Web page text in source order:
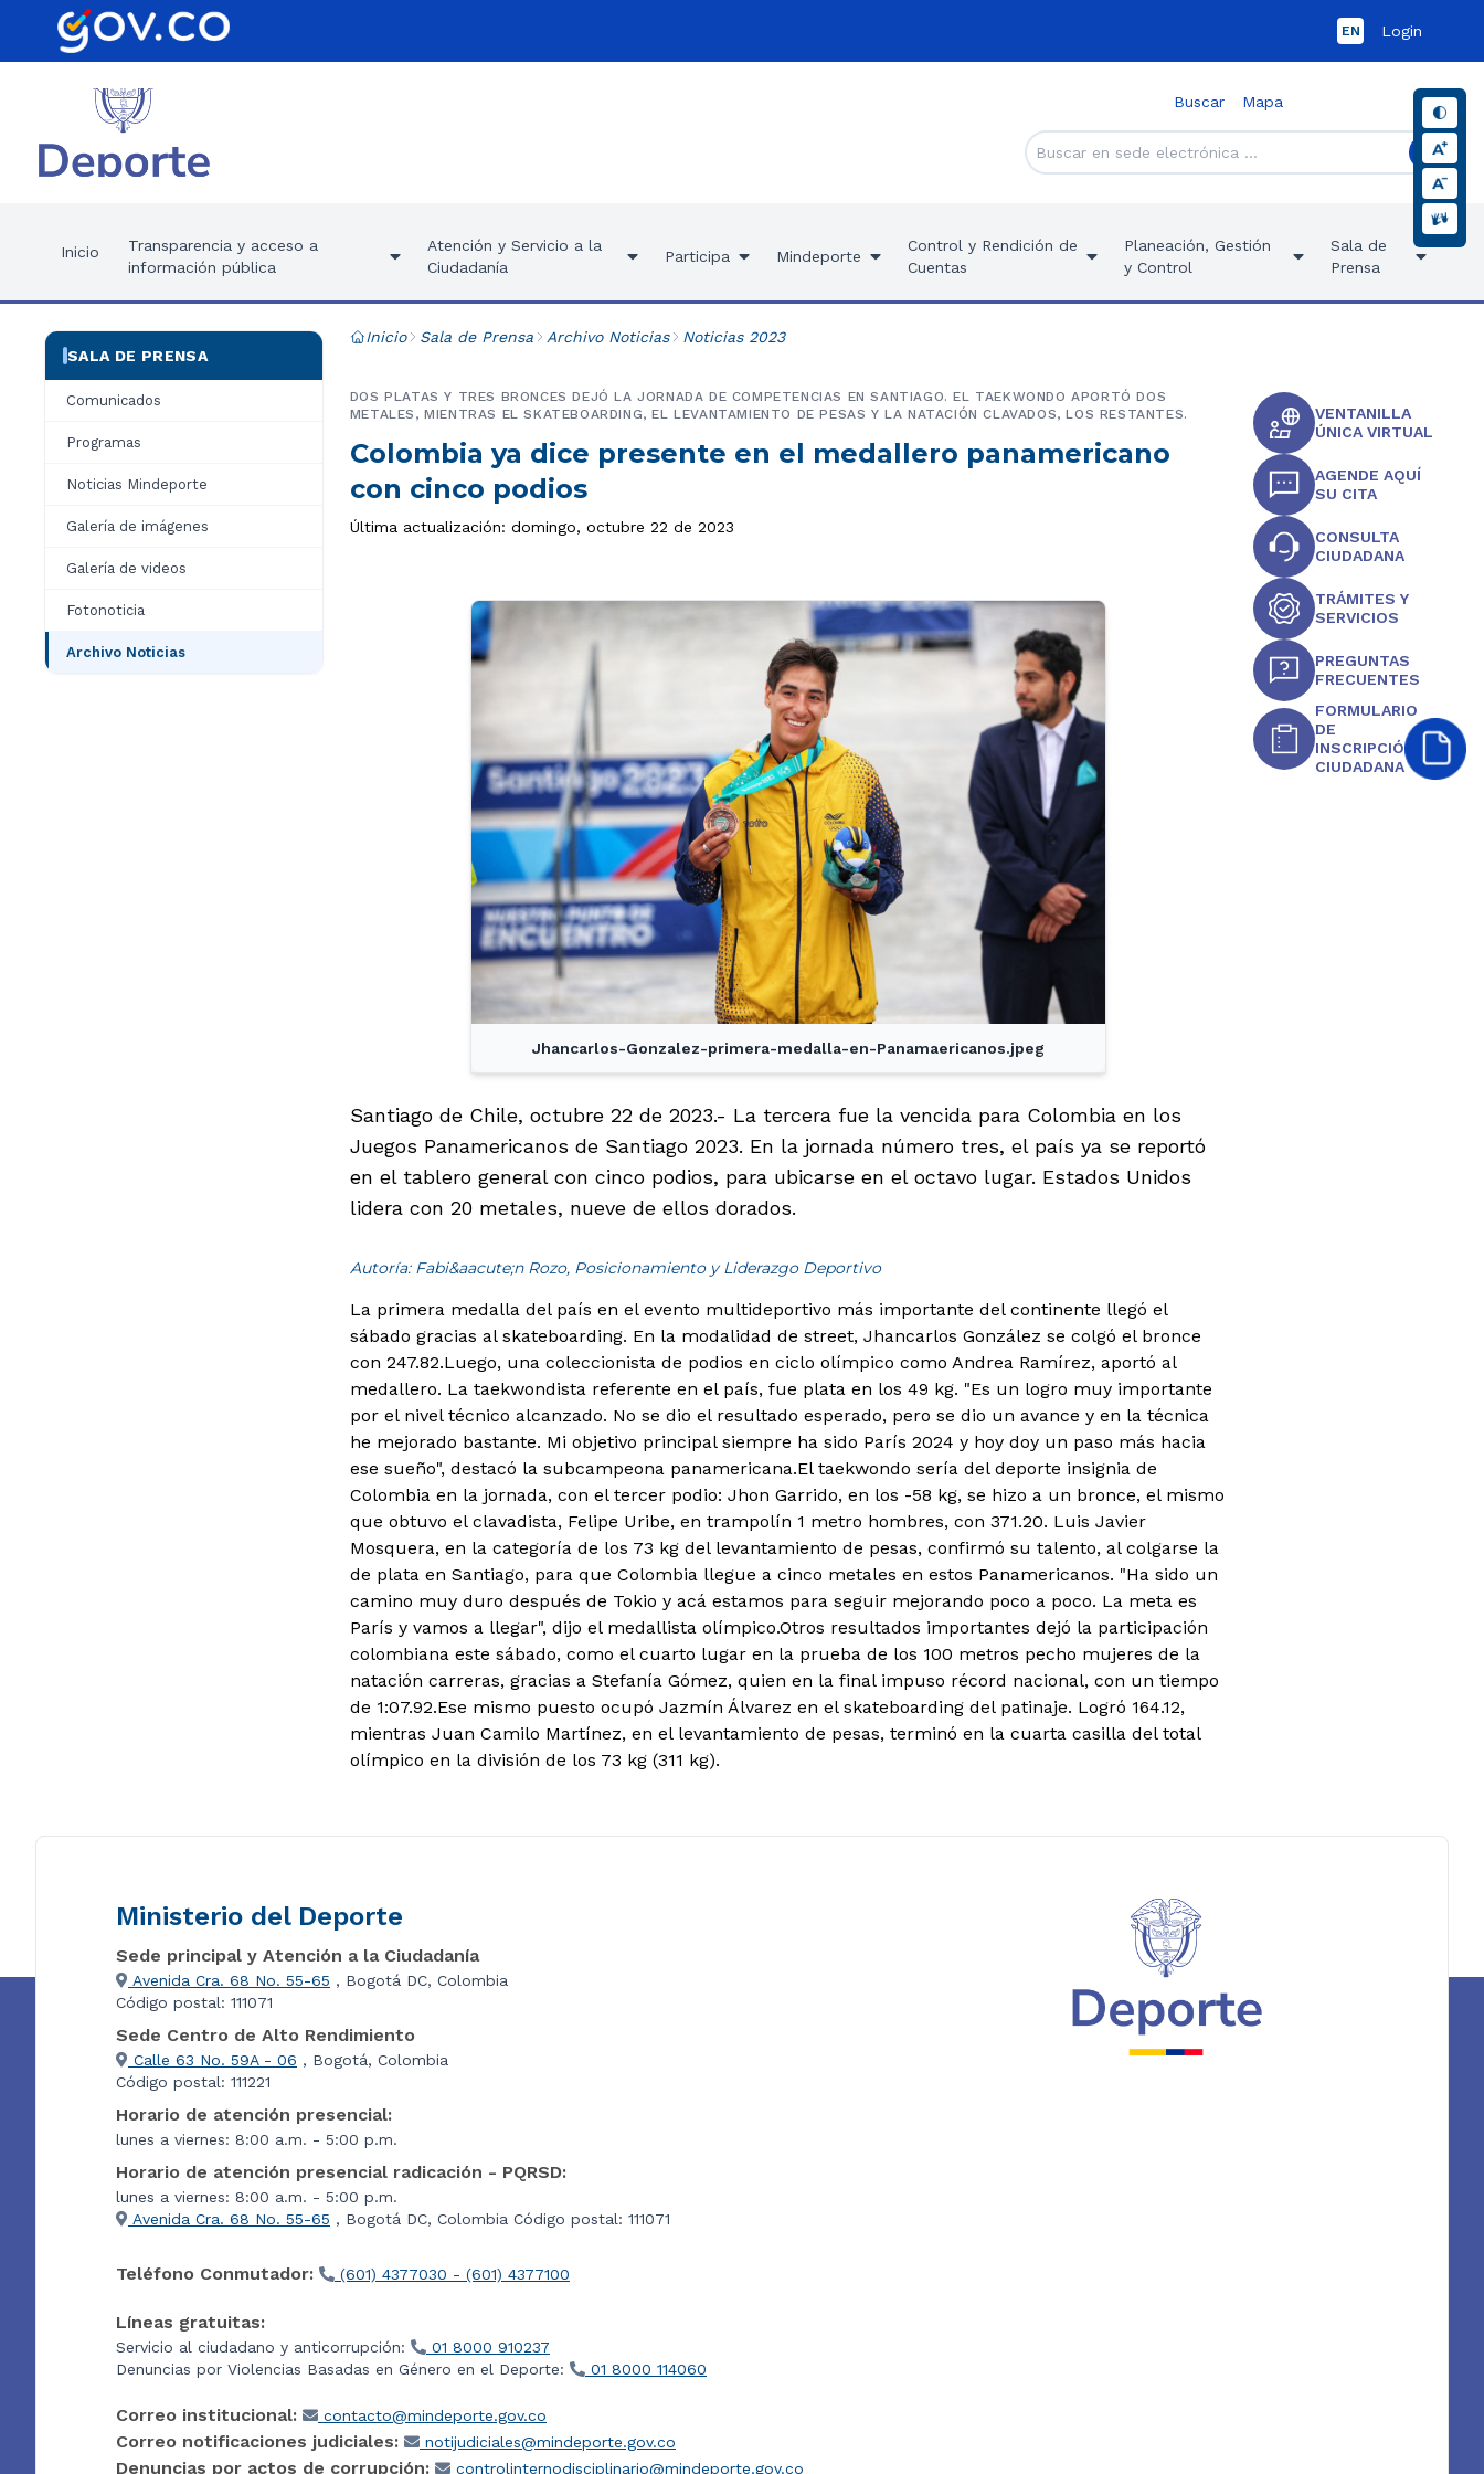
EN Login
Buscar Mapa
Inicio
Transparencia y acceso a
información pública
Atención y Servicio a la
Ciudadanía
Participa Mindeporte
Control y Rendición de
Cuentas
Planeación, Gestión
y Control
Sala de
Prensa
SALA DE PRENSA
Comunicados
Programas
Noticias Mindeporte
Galería de imágenes
Galería de videos
Fotonoticia
Archivo Noticias
Inicio Sala de Prensa Archivo Noticias Noticias 2023
Colombia ya dice presente en el medallero panamericano
con cinco podios
DOS PLATAS Y TRES BRONCES DEJÓ LA JORNADA DE COMPETENCIAS EN SANTIAGO. EL TAEKWONDO APORTÓ DOS
METALES, MIENTRAS EL SKATEBOARDING, EL LEVANTAMIENTO DE PESAS Y LA NATACIÓN CLAVADOS, LOS RESTANTES.
Última actualización: domingo, octubre 22 de 2023
Jhancarlos-Gonzalez-primera-medalla-en-Panamaericanos.jpeg
Santiago de Chile, octubre 22 de 2023.- La tercera fue la vencida para Colombia en los
Juegos Panamericanos de Santiago 2023. En la jornada número tres, el país ya se reportó
en el tablero general con cinco podios, para ubicarse en el octavo lugar. Estados Unidos
lidera con 20 metales, nueve de ellos dorados.
Autoría: Fabi&aacute;n Rozo, Posicionamiento y Liderazgo Deportivo
La primera medalla del país en el evento multideportivo más importante del continente llegó el
sábado gracias al skateboarding. En la modalidad de street, Jhancarlos González se colgó el bronce
con 247.82.Luego, una coleccionista de podios en ciclo olímpico como Andrea Ramírez, aportó al
medallero. La taekwondista referente en el país, fue plata en los 49 kg. "Es un logro muy importante
por el nivel técnico alcanzado. No se dio el resultado esperado, pero se dio un avance y en la técnica
he mejorado bastante. Mi objetivo principal siempre ha sido París 2024 y hoy doy un paso más hacia
ese sueño", destacó la subcampeona panamericana.El taekwondo sería del deporte insignia de
Colombia en la jornada, con el tercer podio: Jhon Garrido, en los -58 kg, se hizo a un bronce, el mismo
que obtuvo el clavadista, Felipe Uribe, en trampolín 1 metro hombres, con 371.20. Luis Javier
Mosquera, en la categoría de los 73 kg del levantamiento de pesas, confirmó su talento, al colgarse la
de plata en Santiago, para que Colombia llegue a cinco metales en estos Panamericanos. "Ha sido un
camino muy duro después de Tokio y acá estamos para seguir mejorando poco a poco. La meta es
París y vamos a llegar", dijo el medallista olímpico.Otros resultados importantes dejó la participación
colombiana este sábado, como el cuarto lugar en la prueba de los 100 metros pecho mujeres de la
natación carreras, gracias a Stefanía Gómez, quien en la final impuso récord nacional, con un tiempo
de 1:07.92.Ese mismo puesto ocupó Jazmín Álvarez en el skateboarding del patinaje. Logró 164.12,
mientras Juan Camilo Martínez, en el levantamiento de pesas, terminó en la cuarta casilla del total
olímpico en la división de los 73 kg (311 kg).
VENTANILLA
ÚNICA VIRTUAL
AGENDE AQUÍ
SU CITA
CONSULTA
CIUDADANA
TRÁMITES Y
SERVICIOS
PREGUNTAS
FRECUENTES
FORMULARIO
DE
INSCRIPCIÓN
CIUDADANA
Ministerio del Deporte
Sede principal y Atención a la Ciudadanía
Avenida Cra. 68 No. 55-65 , Bogotá DC, Colombia
Código postal: 111071
Sede Centro de Alto Rendimiento
Calle 63 No. 59A - 06 , Bogotá, Colombia
Código postal: 111221
Horario de atención presencial:
lunes a viernes: 8:00 a.m. - 5:00 p.m.
Horario de atención presencial radicación - PQRSD:
lunes a viernes: 8:00 a.m. - 5:00 p.m.
Avenida Cra. 68 No. 55-65 , Bogotá DC, Colombia Código postal: 111071
Teléfono Conmutador: (601) 4377030 - (601) 4377100
Líneas gratuitas:
Servicio al ciudadano y anticorrupción:
01 8000 910237
Denuncias por Violencias Basadas en Género en el Deporte:
01 8000 114060
Correo institucional: contacto@mindeporte.gov.co
Correo notificaciones judiciales: notijudiciales@mindeporte.gov.co
Denuncias por actos de corrupción: controlinternodisciplinario@mindeporte.gov.co